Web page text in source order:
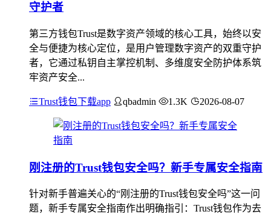
守护者
第三方钱包Trust是数字资产领域的核心工具，始终以安
全与便捷为核心定位，是用户管理数字资产的双重守护
者，它通过私钥自主掌控机制、多维度安全防护体系筑
牢资产安全...
Trust钱包下载app qbadmin 1.3K 2026-08-07
刚注册的Trust钱包安全吗？新手专属安全指南
针对新手普遍关心的“刚注册的Trust钱包安全吗”这一问
题，新手专属安全指南作出明确指引：Trust钱包作为去